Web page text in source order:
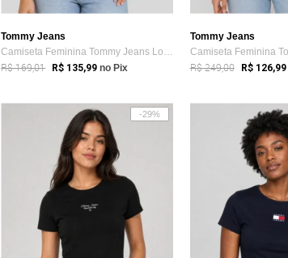
Tommy Jeans
Camiseta Feminina Tommy Jeans Logo Azul Marinho
R$ 169,01 R$ 135,99 no Pix
Tommy Jeans
R$ 249,00 R$ 126,99
-29%